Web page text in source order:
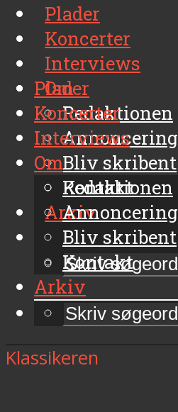
Plader
Koncerter
Interviews
Om
Redaktionen
Annoncering
Bliv skribent
Kontakt
Arkiv
Plader
Koncerter
Interviews
Om
Redaktionen
Annoncering
Bliv skribent
Kontakt
Arkiv
Klassikeren